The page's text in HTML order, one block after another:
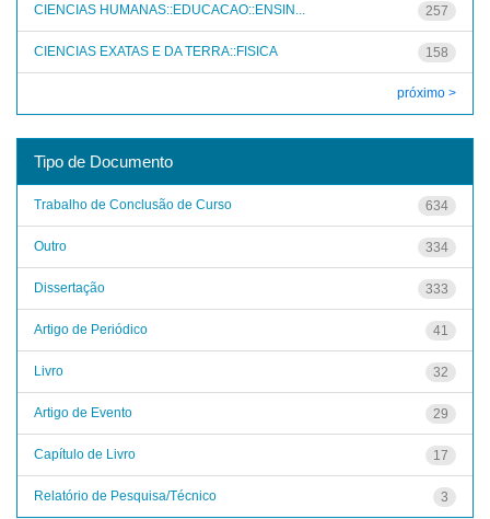
257
CIENCIAS HUMANAS::EDUCACAO::ENSIN...
158
CIENCIAS EXATAS E DA TERRA::FISICA
próximo >
Tipo de Documento
634
Trabalho de Conclusão de Curso
334
Outro
333
Dissertação
41
Artigo de Periódico
32
Livro
29
Artigo de Evento
17
Capítulo de Livro
3
Relatório de Pesquisa/Técnico